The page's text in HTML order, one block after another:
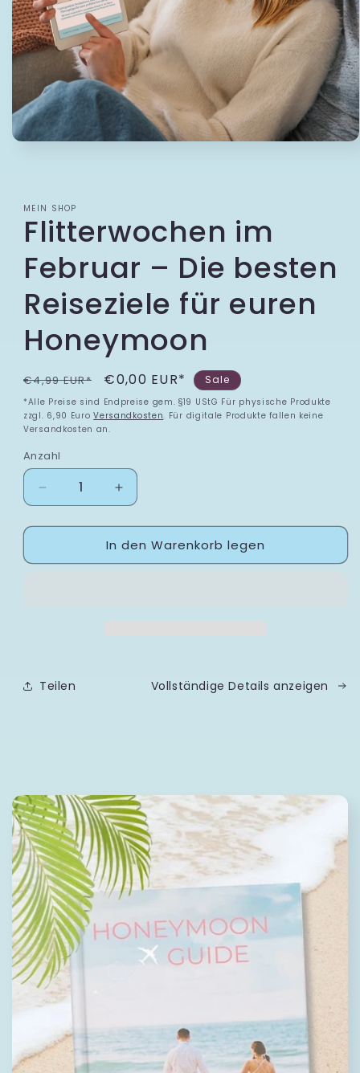
MEIN SHOP
Flitterwochen im
Februar – Die besten
Reiseziele für euren
Honeymoon
Normaler Preis
€4,99 EUR* Verkaufspreis
€0,00 EUR* Sale
*Alle Preise sind Endpreise gem. §19 UStG Für physische Produkte
zzgl. 6,90 EuroVersandkosten. Für digitale Produkte fallen keine
Versandkosten an.
Anzahl
Verringere die Menge für Flitterwochen im
Erhöhe die Menge für Flitterwochen
In den Warenkorb legen
Teilen Vollständige Details anzeigen